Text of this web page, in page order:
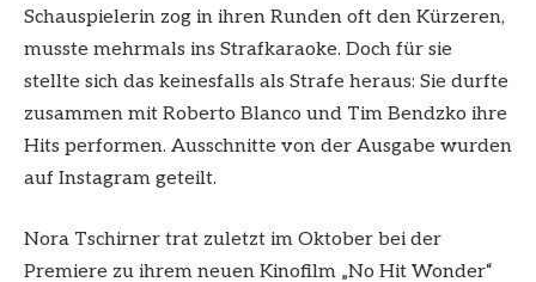
Schauspielerin zog in ihren Runden oft den Kürzeren,
musste mehrmals ins Strafkaraoke. Doch für sie
stellte sich das keinesfalls als Strafe heraus: Sie durfte
zusammen mit Roberto Blanco und Tim Bendzko ihre
Hits performen. Ausschnitte von der Ausgabe wurden
auf Instagram geteilt.
Nora Tschirner trat zuletzt im Oktober bei der
Premiere zu ihrem neuen Kinofilm „No Hit Wonder“